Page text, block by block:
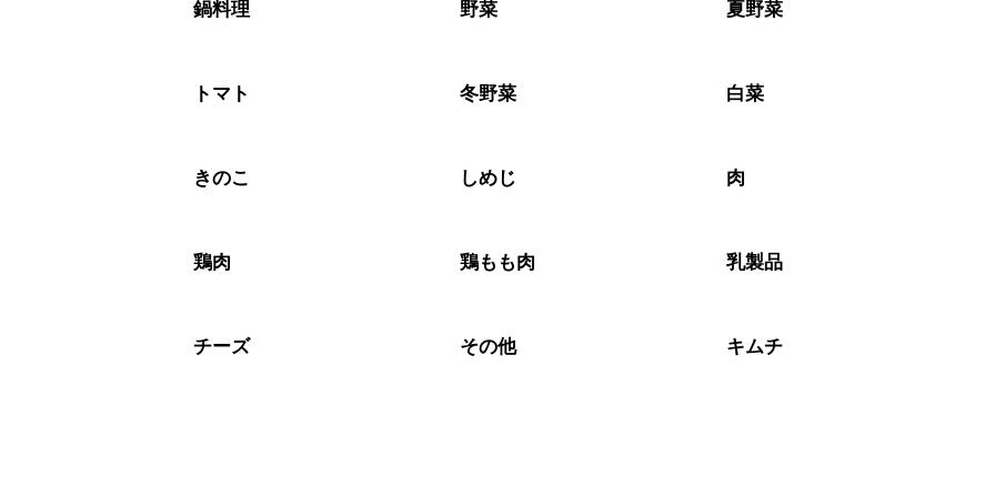
※日持ちは目安です。
鍋料理 野菜 夏野菜
トマト 冬野菜 白菜
きのこ しめじ 肉
鶏肉 鶏もも肉 乳製品
チーズ その他 キムチ